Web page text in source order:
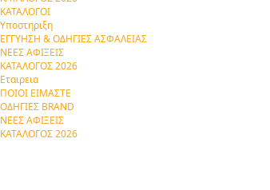
ΚΑΤΑΛΟΓΟΙ
Υποστηριξη
ΕΓΓΥΗΣΗ & ΟΔΗΓΙΕΣ ΑΣΦΑΛΕΙΑΣ
ΝΕΕΣ ΑΦΙΞΕΙΣ
ΚΑΤΑΛΟΓΟΣ 2026
Εταιρεια
ΠΟΙΟΙ ΕΙΜΑΣΤΕ
ΟΔΗΓΙΕΣ BRAND
ΝΕΕΣ ΑΦΙΞΕΙΣ
ΚΑΤΑΛΟΓΟΣ 2026